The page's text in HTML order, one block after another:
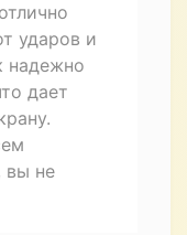
ударов и
надежно
дает
вы не